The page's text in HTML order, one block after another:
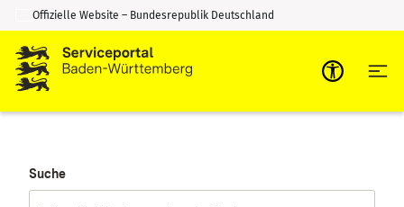
Zum Inhalt springen
Zur Suche springen
Offizielle Website – Bundesrepublik Deutschland
Suche